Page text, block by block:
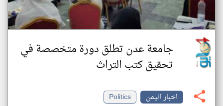
جامعة عدن تطلق دورة متخصصة في
تحقيق كتب التراث
اخبار اليمن
Politics